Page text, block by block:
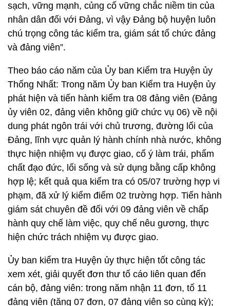
sạch, vững mạnh, củng cố vững chắc niềm tin của
nhân dân đối với Đảng, vì vậy Đảng bộ huyện luôn
chú trọng công tác kiểm tra, giám sát tổ chức đảng
và đảng viên”.
Theo báo cáo năm của Ủy ban Kiểm tra Huyện ủy
Thống Nhất: Trong năm Ủy ban Kiểm tra Huyện ủy
phát hiện và tiến hành kiểm tra 08 đảng viên (Đảng
ủy viên 02, đảng viên không giữ chức vụ 06) về nội
dung phát ngôn trái với chủ trương, đường lối của
Đảng, lĩnh vực quản lý hành chính nhà nước, không
thực hiện nhiệm vụ được giao, cố ý làm trái, phẩm
chất đạo đức, lối sống và sử dụng bằng cấp không
hợp lệ; kết quả qua kiểm tra có 05/07 trường hợp vi
phạm, đã xử lý kiểm điểm 02 trường hợp. Tiến hành
giám sát chuyên đề đối với 09 đảng viên về chấp
hành quy chế làm việc, quy chế nêu gương, thực
hiện chức trách nhiệm vụ được giao.
Ủy ban kiểm tra Huyện ủy thực hiện tốt công tác
xem xét, giải quyết đơn thư tố cáo liên quan đến
cán bộ, đảng viên: trong năm nhận 11 đơn, tố 11
đảng viên (tăng 07 đơn, 07 đảng viên so cùng kỳ);